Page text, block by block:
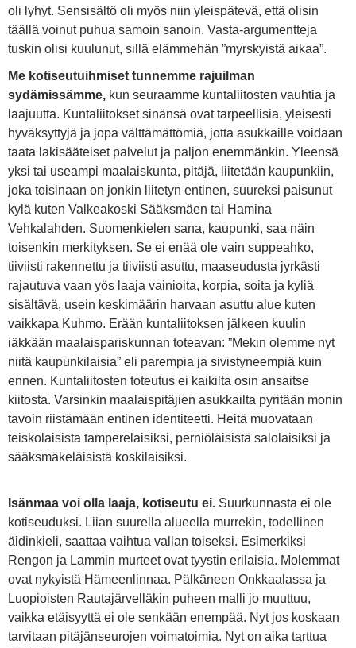
oli lyhyt. Sensisältö oli myös niin yleispätevä, että olisin
täällä voinut puhua samoin sanoin. Vasta-argumentteja
tuskin olisi kuulunut, sillä elämmehän ”myrskyistä aikaa”.
Me kotiseutuihmiset tunnemme rajuilman
sydämissämme, kun seuraamme kuntaliitosten vauhtia ja
laajuutta. Kuntaliitokset sinänsä ovat tarpeellisia, yleisesti
hyväksyttyjä ja jopa välttämättömiä, jotta asukkaille voidaan
taata lakisääteiset palvelut ja paljon enemmänkin. Yleensä
yksi tai useampi maalaiskunta, pitäjä, liitetään kaupunkiin,
joka toisinaan on jonkin liitetyn entinen, suureksi paisunut
kylä kuten Valkeakoski Sääksmäen tai Hamina
Vehkalahden. Suomenkielen sana, kaupunki, saa näin
toisenkin merkityksen. Se ei enää ole vain suppeahko,
tiiviisti rakennettu ja tiiviisti asuttu, maaseudusta jyrkästi
rajautuva vaan yös laaja vainioita, korpia, soita ja kyliä
sisältävä, usein keskimäärin harvaan asuttu alue kuten
vaikkapa Kuhmo. Erään kuntaliitoksen jälkeen kuulin
iäkkään maalaispariskunnan toteavan: ”Mekin olemme nyt
niitä kaupunkilaisia” eli parempia ja sivistyneempiä kuin
ennen. Kuntaliitosten toteutus ei kaikilta osin ansaitse
kiitosta. Varsinkin maalaispitäjien asukkailta pyritään monin
tavoin riistämään entinen identiteetti. Heitä muovataan
teiskolaisista tamperelaisiksi, perniöläisistä salolaisiksi ja
sääksmäkeläisistä koskilaisiksi.
Isänmaa voi olla laaja, kotiseutu ei. Suurkunnasta ei ole
kotiseuduksi. Liian suurella alueella murrekin, todellinen
äidinkieli, saattaa vaihtua vallan toiseksi. Esimerkiksi
Rengon ja Lammin murteet ovat tyystin erilaisia. Molemmat
ovat nykyistä Hämeenlinnaa. Pälkäneen Onkkaalassa ja
Luopioisten Rautajärvelläkin puheen malli jo muuttuu,
vaikka etäisyyttä ei ole senkään enempää. Nyt jos koskaan
tarvitaan pitäjänseurojen voimatoimia. Nyt on aika tarttua